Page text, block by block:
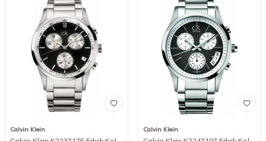
Calvin Klein Calvin Klein